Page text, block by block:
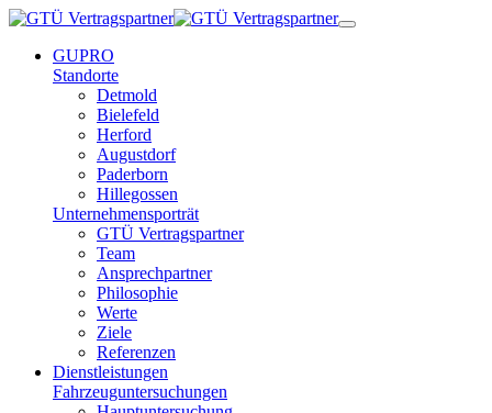
GUPRO
Standorte
Detmold
Bielefeld
Herford
Augustdorf
Paderborn
Hillegossen
Unternehmensporträt
GTÜ Vertragspartner
Team
Ansprechpartner
Philosophie
Werte
Ziele
Referenzen
Dienstleistungen
Fahrzeuguntersuchungen